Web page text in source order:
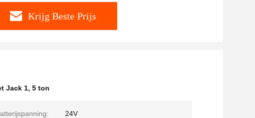
Krijg Beste Prijs
Jack 1, 5 ton
24V